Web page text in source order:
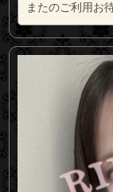
またのご利用お